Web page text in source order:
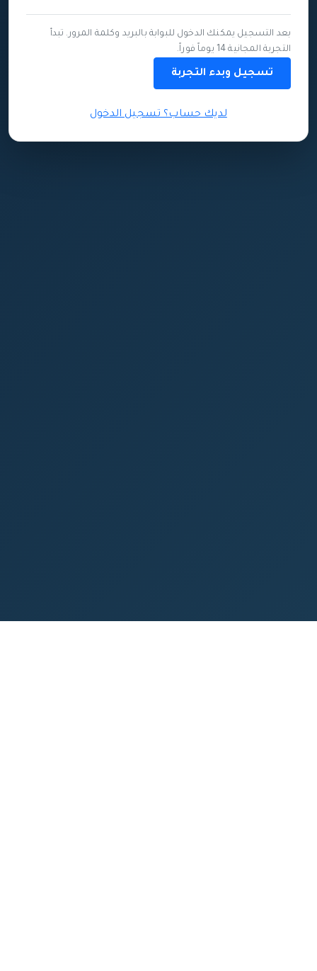
بعد التسجيل يمكنك الدخول للبوابة بالبريد وكلمة المرور. تبدأ
التجربة المجانية 14 يوماً فوراً.
تسجيل وبدء التجربة
لديك حساب؟ تسجيل الدخول